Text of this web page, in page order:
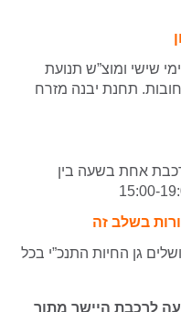
א’-ה’ החל מהשעה 17:30 ובימי שישי ומוצ”ש תנועת
תחנת יבנה מזרח
אחת בשעה בין
בשלב זה
גן החיות התנכ”י בכל
לרכבת היישר מתוך